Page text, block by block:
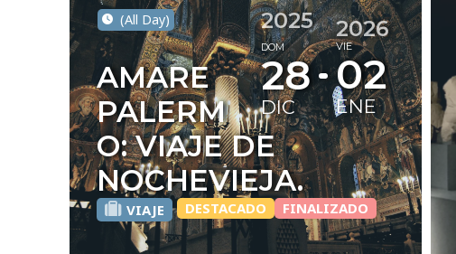
2025
DOM
28
DIC
2026
VIE
02
ENE
(All Day)
AMARE
PALERM
O: VIAJE DE
NOCHEVIEJA.
VIAJE DESTACADO FINALIZADO